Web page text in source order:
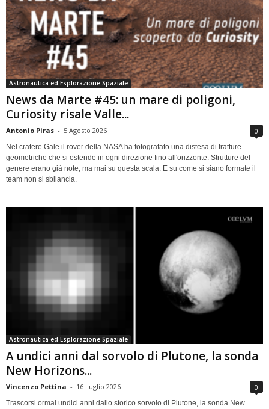
Astronautica ed Esplorazione Spaziale
News da Marte #45: un mare di poligoni,
Curiosity risale Valle...
Antonio Piras - 5 Agosto 2026 0
Nel cratere Gale il rover della NASA ha fotografato una distesa di fratture
geometriche che si estende in ogni direzione fino all'orizzonte. Strutture del
genere erano già note, ma mai su questa scala. E su come si siano formate il
team non si sbilancia.
Astronautica ed Esplorazione Spaziale
A undici anni dal sorvolo di Plutone, la sonda
New Horizons...
Vincenzo Pettina - 16 Luglio 2026 0
Trascorsi ormai undici anni dallo storico sorvolo di Plutone, la sonda New